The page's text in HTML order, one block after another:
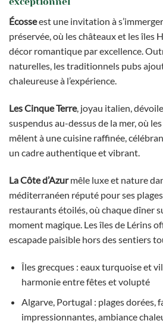
Écosseest une invitation à
préservée, où les châteaux et les îles
décor romantique par excellence.
naturelles, les traditionnels pubs
chaleureuse à l’expérience.
Les Cinque Terre, joyau italien,
suspendus au-dessus de la mer, où
mêlent à une cuisine raffinée,
un cadre authentique et vibrant.
La Côte d’Azurmêle luxe et nature
méditerranéen réputé pour ses
restaurants étoilés, où chaque dîner
moment magique. Les îles de Lérins
escapade paisible hors des sentiers
Îles grecques : eaux turquoise et
harmonie entre fêtes et volupté
Algarve, Portugal : plages dorées,
impressionnantes, ambiance